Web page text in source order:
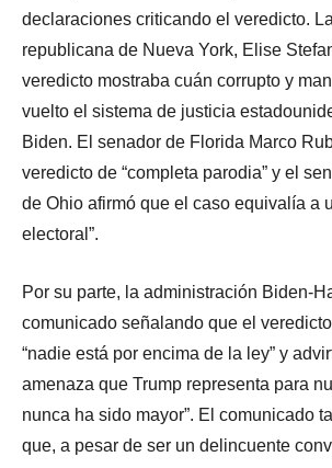
declaraciones criticando el veredicto.
republicana de Nueva York, Elise
veredicto mostraba cuán corrupto y
vuelto el sistema de justicia
Biden. El senador de Florida Marco
veredicto de “completa parodia” y el
de Ohio afirmó que el caso equivalía a
electoral”.
Por su parte, la administración Biden-
comunicado señalando que el
“nadie está por encima de la ley” y
amenaza que Trump representa para
nunca ha sido mayor”. El comunicado
que, a pesar de ser un delincuente